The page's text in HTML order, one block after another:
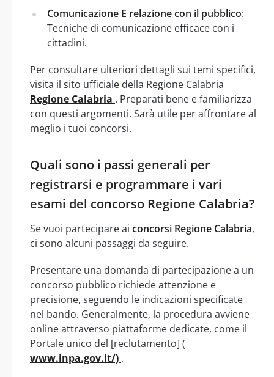
Comunicazione E relazione con il pubblico:
Tecniche di comunicazione efficace con i
cittadini.
Per consultare ulteriori dettagli sui temi specifici,
visita il sito ufficiale della Regione Calabria
Regione Calabria . Preparati bene e familiarizza
con questi argomenti. Sarà utile per affrontare al
meglio i tuoi concorsi.
Quali sono i passi generali per
registrarsi e programmare i vari
esami del concorso Regione Calabria?
Se vuoi partecipare ai concorsi Regione Calabria,
ci sono alcuni passaggi da seguire.
Presentare una domanda di partecipazione a un
concorso pubblico richiede attenzione e
precisione, seguendo le indicazioni specificate
nel bando. Generalmente, la procedura avviene
online attraverso piattaforme dedicate, come il
Portale unico del [reclutamento] (
www.inpa.gov.it/) .